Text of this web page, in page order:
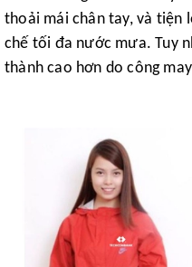
thoải mái chân tay, và tiện
chế tối đa nước mưa. Tuy
thành cao hơn do công